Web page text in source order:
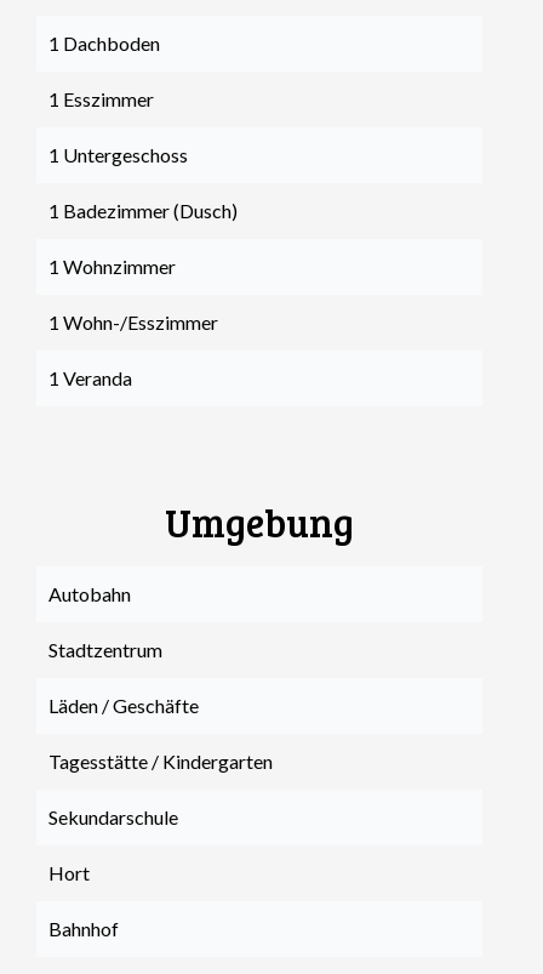
1 Dachboden
1 Esszimmer
1 Untergeschoss
1 Badezimmer (Dusch)
1 Wohnzimmer
1 Wohn-/Esszimmer
1 Veranda
Umgebung
Autobahn
Stadtzentrum
Läden / Geschäfte
Tagesstätte / Kindergarten
Sekundarschule
Hort
Bahnhof